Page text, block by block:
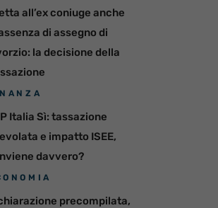
all’ex coniuge anche
di assegno di
la decisione della
Italia Sì: tassazione
e impatto ISEE,
davvero?
precompilata,